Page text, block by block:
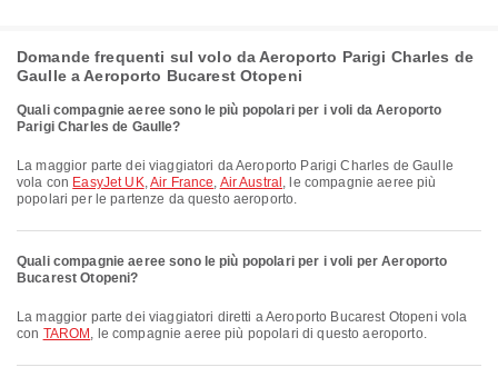
Domande frequenti sul volo da Aeroporto Parigi Charles de
Gaulle a Aeroporto Bucarest Otopeni
Quali compagnie aeree sono le più popolari per i voli da Aeroporto
Parigi Charles de Gaulle?
La maggior parte dei viaggiatori da Aeroporto Parigi Charles de Gaulle
vola con EasyJet UK,Air France, Air Austral , le compagnie aeree più
popolari per le partenze da questo aeroporto.
Quali compagnie aeree sono le più popolari per i voli per Aeroporto
Bucarest Otopeni?
La maggior parte dei viaggiatori diretti a Aeroporto Bucarest Otopeni vola
con TAROM , le compagnie aeree più popolari di questo aeroporto.